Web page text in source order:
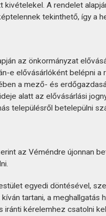
kivételekel. A rendelet
tekinthető, így a
az önkormányzat
e elővásárlóként belépni
a mező- és
alatt az elővásárlási
településről betelepülni
az Véméndre újonnan
egyedi döntésével,
tartani, a
iránti kérelemhez csatolni